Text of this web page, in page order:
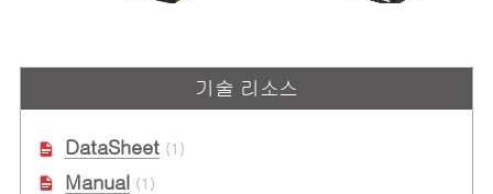
다양한 AI 및 AMR 애플리케이션을
NVIDIA® Jetson Orin™ NX 또는
기술 리소스
DataSheet(1)
Manual (1)